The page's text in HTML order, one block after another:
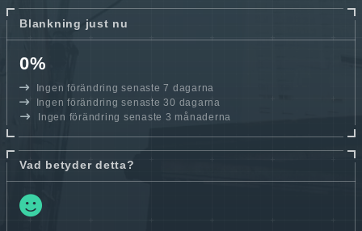
Blankning just nu
0%
Ingen förändring senaste 7 dagarna
Ingen förändring senaste 30 dagarna
Ingen förändring senaste 3 månaderna
Vad betyder detta?